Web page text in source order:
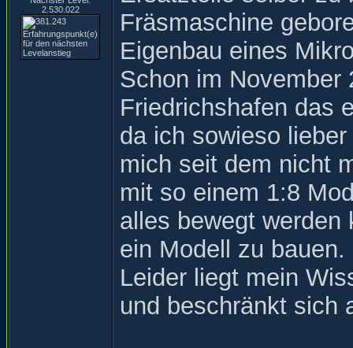
2.530.022
Fräsmaschine
Eigenbau eines
Schon im November
Friedrichshafen das
da ich sowieso
mich seit dem nicht
mit so einem 1:8
alles bewegt werden
ein Modell zu bauen.
Leider liegt mein
und beschränkt sich